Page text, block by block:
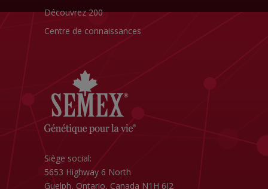
Découvrez 200
Centre de connaissances
Siège social:
5653 Highway 6 North
Guelph, Ontario, Canada N1H 6J2